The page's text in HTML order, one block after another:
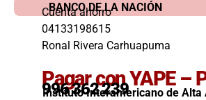
BANCO DE LA NACIÓN
Cuenta ahorro
04133198615
Ronal Rivera Carhuapuma
Pagar con YAPE –
996 362 239
Instituto Interamericano de Alta